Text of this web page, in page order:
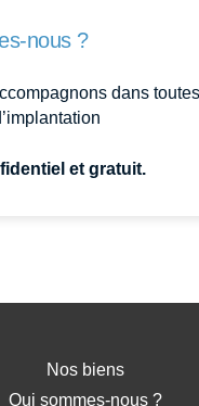
nous ?
dans
et gratuit.
Nos biens
Qui sommes-nous ?